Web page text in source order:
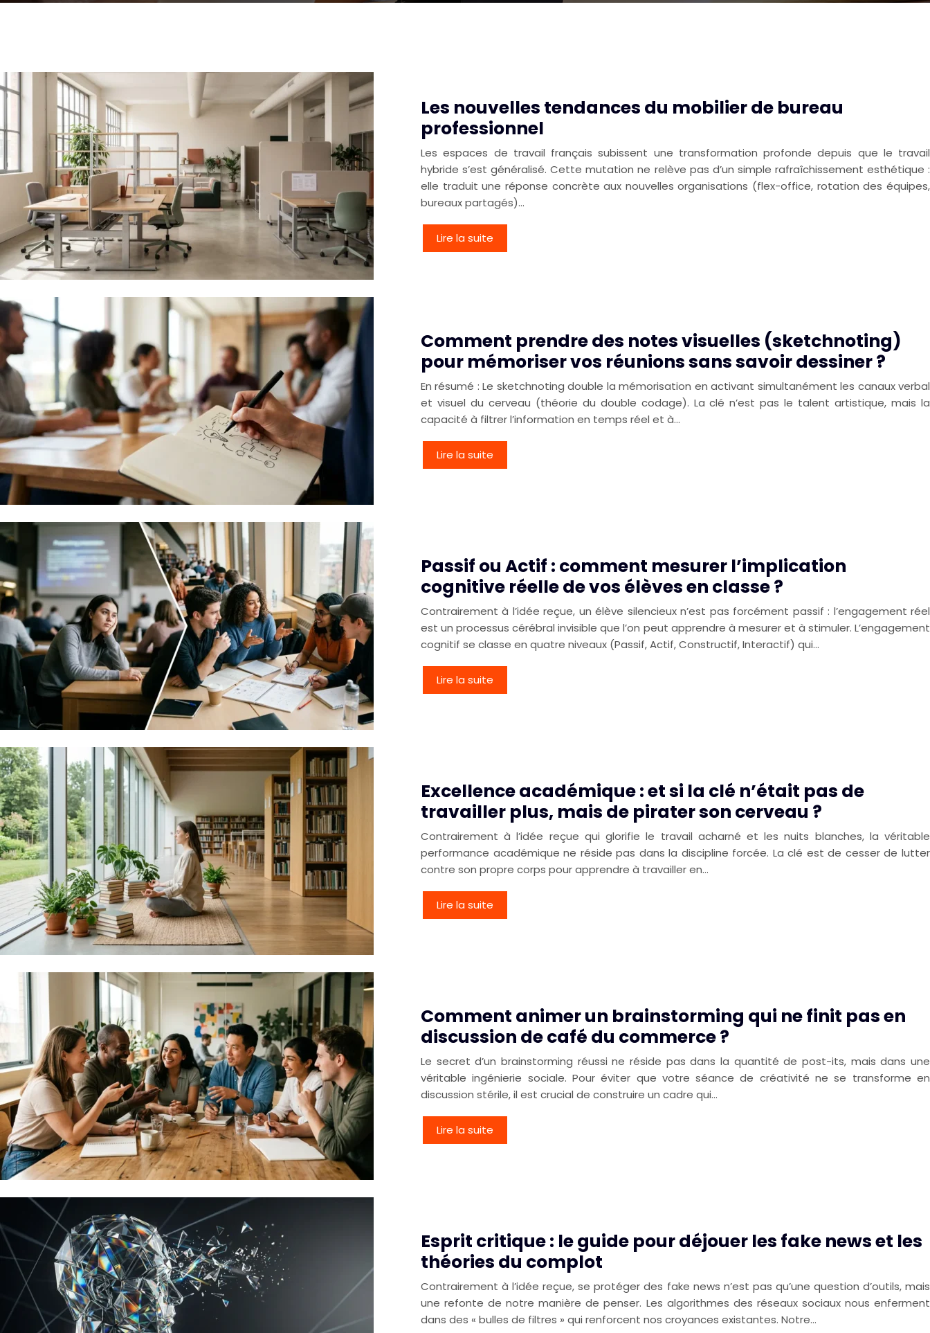
Les nouvelles tendances du mobilier de bureau
professionnel
Les espaces de travail français subissent une transformation profonde depuis que le travail
hybride s’est généralisé. Cette mutation ne relève pas d’un simple rafraîchissement esthétique :
elle traduit une réponse concrète aux nouvelles organisations (flex-office, rotation des équipes,
bureaux partagés)…
Lire la suite
Comment prendre des notes visuelles (sketchnoting)
pour mémoriser vos réunions sans savoir dessiner ?
En résumé : Le sketchnoting double la mémorisation en activant simultanément les canaux verbal
et visuel du cerveau (théorie du double codage). La clé n’est pas le talent artistique, mais la
capacité à filtrer l’information en temps réel et à…
Lire la suite
Passif ou Actif : comment mesurer l’implication
cognitive réelle de vos élèves en classe ?
Contrairement à l’idée reçue, un élève silencieux n’est pas forcément passif : l’engagement réel
est un processus cérébral invisible que l’on peut apprendre à mesurer et à stimuler. L’engagement
cognitif se classe en quatre niveaux (Passif, Actif, Constructif, Interactif) qui…
Lire la suite
Excellence académique : et si la clé n’était pas de
travailler plus, mais de pirater son cerveau ?
Contrairement à l’idée reçue qui glorifie le travail acharné et les nuits blanches, la véritable
performance académique ne réside pas dans la discipline forcée. La clé est de cesser de lutter
contre son propre corps pour apprendre à travailler en…
Lire la suite
Comment animer un brainstorming qui ne finit pas en
discussion de café du commerce ?
Le secret d’un brainstorming réussi ne réside pas dans la quantité de post-its, mais dans une
véritable ingénierie sociale. Pour éviter que votre séance de créativité ne se transforme en
discussion stérile, il est crucial de construire un cadre qui…
Lire la suite
Esprit critique : le guide pour déjouer les fake news et les
théories du complot
Contrairement à l’idée reçue, se protéger des fake news n’est pas qu’une question d’outils, mais
une refonte de notre manière de penser. Les algorithmes des réseaux sociaux nous enferment
dans des « bulles de filtres » qui renforcent nos croyances existantes. Notre…